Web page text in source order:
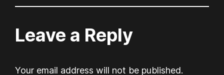
Leave a Reply
Your email address will not be published.